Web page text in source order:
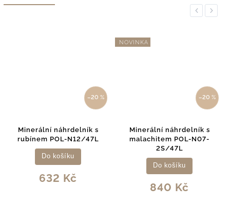
Previous
–20 %
Minerální náhrdelník s
rubínem POL-N12/47L
632 Kč
Do košíku
NOVINKA
–20 %
Minerální náhrdelník s
malachitem POL-N07-
2S/47L
840 Kč
Do košíku
Next